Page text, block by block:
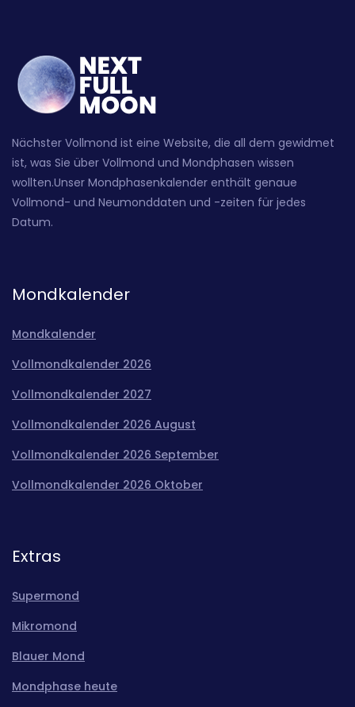
Nächster Vollmond ist eine Website, die all dem gewidmet
ist, was Sie über Vollmond und Mondphasen wissen
wollten.Unser Mondphasenkalender enthält genaue
Vollmond- und Neumonddaten und -zeiten für jedes
Datum.
Mondkalender
Mondkalender
Vollmondkalender 2026
Vollmondkalender 2027
Vollmondkalender 2026 August
Vollmondkalender 2026 September
Vollmondkalender 2026 Oktober
Extras
Supermond
Mikromond
Blauer Mond
Mondphase heute